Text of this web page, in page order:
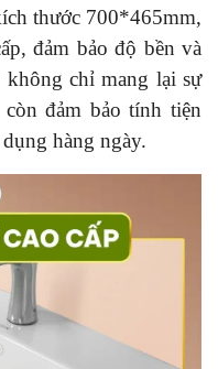
thước 700*465mm,
đảm bảo độ bền và
chỉ mang lại sự
đảm bảo tính tiện
hàng ngày.